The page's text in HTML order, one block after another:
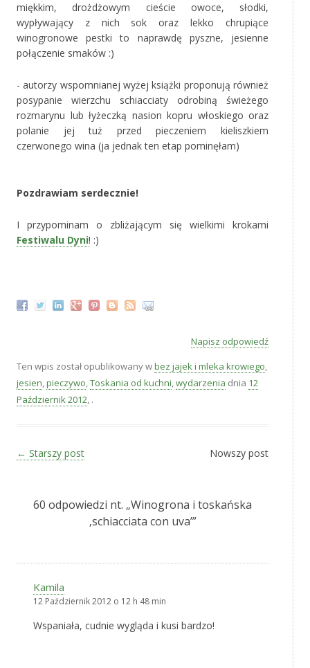
miękkim, drożdżowym cieście owoce, słodki,
wypływający z nich sok oraz lekko chrupiące
winogronowe pestki to naprawdę pyszne, jesienne
połączenie smaków :)
- autorzy wspomnianej wyżej książki proponują również
posypanie wierzchu schiacciaty odrobiną świeżego
rozmarynu lub łyżeczką nasion kopru włoskiego oraz
polanie jej tuż przed pieczeniem kieliszkiem
czerwonego wina (ja jednak ten etap pominęłam)
Pozdrawiam serdecznie!
I przypominam o zbliżającym się wielkimi krokami
Festiwalu Dyni! :)
Napisz odpowiedź
Ten wpis został opublikowany wbez jajek i mleka krowiego,
jesien,pieczywo,Toskania od kuchni,wydarzenia dnia 12
Październik 2012, .
Zobacz wpisy
← Starszy post Nowszy post
60 odpowiedzi nt. „Winogrona i toskańska
‚schiacciata con uva’”
Kamila
12 Październik 2012 o 12 h 48 min
Wspaniała, cudnie wygląda i kusi bardzo!